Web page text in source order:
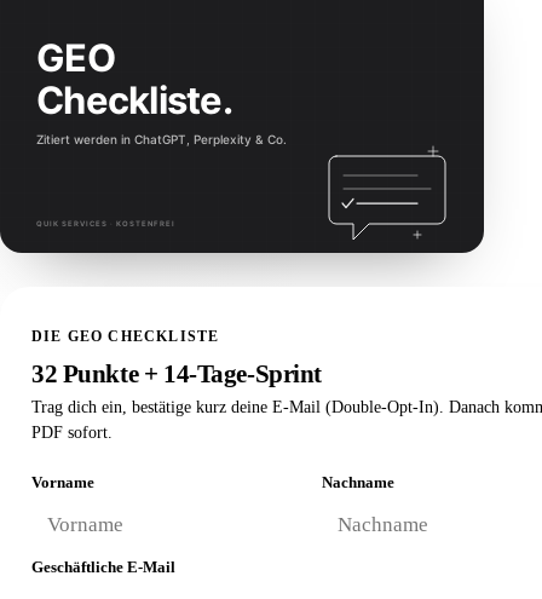
DIE GEO CHECKLISTE
32 Punkte + 14-Tage-Sprint
Trag dich ein, bestätige kurz deine E-Mail (Double-Opt-In). Danach
PDF sofort.
Vorname Nachname
Geschäftliche E-Mail